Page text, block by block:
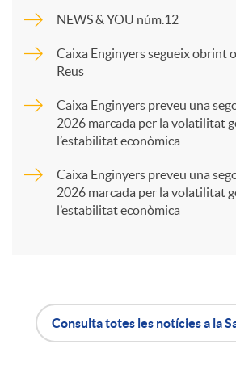
NEWS & YOU núm.12
Caixa Enginyers segueix obrint
Reus
Caixa Enginyers preveu una
2026 marcada per la volatilitat
l’estabilitat econòmica
Caixa Enginyers preveu una
2026 marcada per la volatilitat
l’estabilitat econòmica
Consulta totes les notícies a la